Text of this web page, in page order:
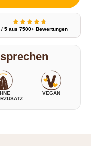
/ 5 aus 7500+ Bewertungen
VEGAN